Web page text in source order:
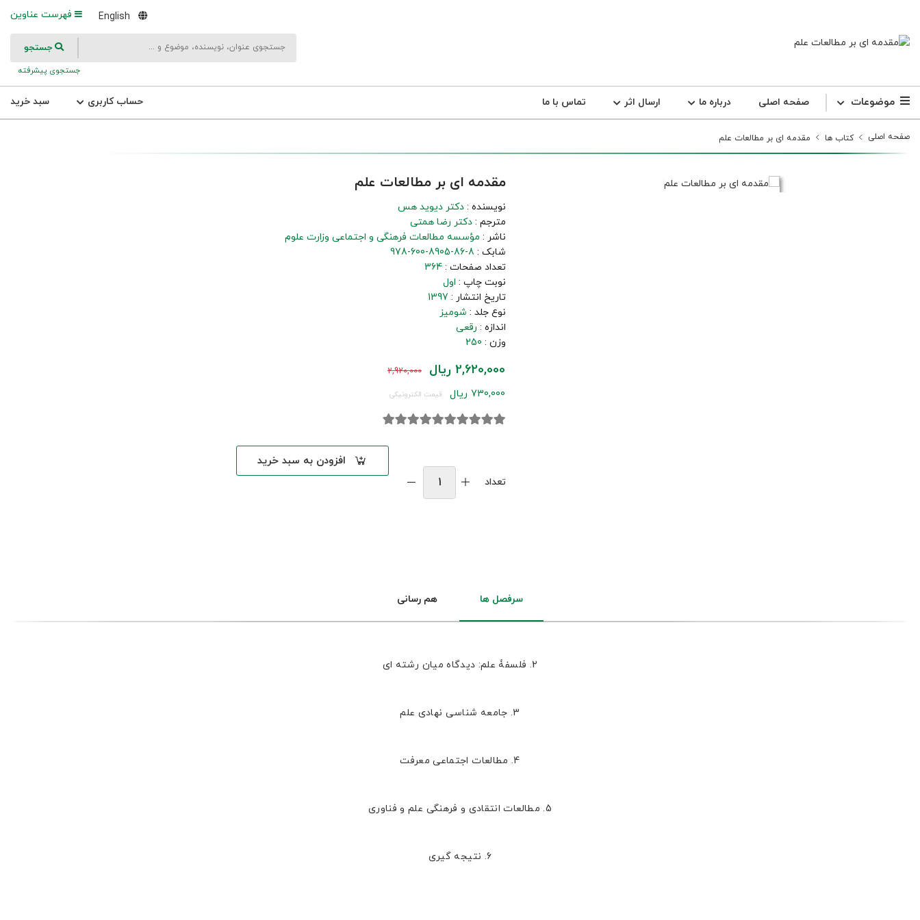
English فهرست عناوین
جستجو
جستجوی پیشرفته
موضوعات صفحه اصلی درباره ما ارسال اثر تماس با ما حساب کاربری سبد خرید
صفحه اصلی کتاب ها مقدمه ای بر مطالعات علم
مقدمه ای بر مطالعات علم
نویسنده : دکتر دیوید هس
مترجم : دکتر رضا همتی
ناشر : مؤسسه مطالعات فرهنگی و اجتماعی وزارت علوم
شابک : 978-600-8905-86-8
تعداد صفحات : 364
نوبت چاپ : اول
تاریخ انتشار : 1397
نوع جلد : شومیز
اندازه : رقعی
وزن : 250
2,620,000 ریال 2,920,000
730,000 ریال قیمت الکترونیکی
تعداد
افزودن به سبد خرید
سرفصل ها هم رسانی
2. فلسفۀ علم: دیدگاه میان رشته ای
3. جامعه شناسی نهادی علم
4. مطالعات اجتماعی معرفت
5. مطالعات انتقادی و فرهنگی علم و فناوری
6. نتیجه گیری